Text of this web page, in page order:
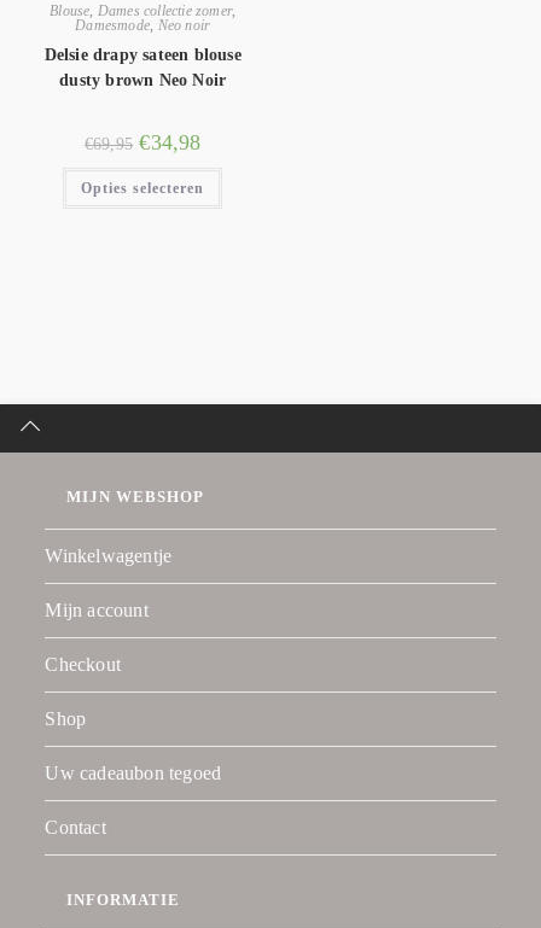
Blouse Dames collectie zomer,
Damesmode Neo noir
Delsie drapy sateen blouse
dusty brown Neo Noir
€69,95 €34,98
Opties selecteren
MIJN WEBSHOP
Winkelwagentje
Mijn account
Checkout
Shop
Uw cadeaubon tegoed
Contact
INFORMATIE